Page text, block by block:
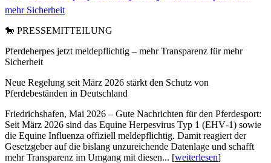
🐎 PRESSEMITTEILUNG
Pferdeherpes jetzt meldepflichtig – mehr Transparenz für mehr
Sicherheit
Neue Regelung seit März 2026 stärkt den Schutz von
Pferdebeständen in Deutschland
Friedrichshafen, Mai 2026 – Gute Nachrichten für den Pferdesport:
Seit März 2026 sind das Equine Herpesvirus Typ 1 (EHV‑1) sowie
die Equine Influenza offiziell meldepflichtig. Damit reagiert der
Gesetzgeber auf die bislang unzureichende Datenlage und schafft
mehr Transparenz im Umgang mit diesen... [weiterlesen]